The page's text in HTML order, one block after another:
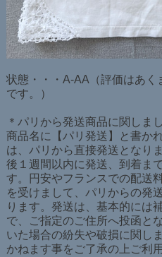
状態・・・A-AA（評価はあく
です。）
＊パリから発送商品に関しま
商品名に【パリ発送】と書か
は、パリから直接発送となり
後１週間以内に発送、到着ま
す。円安やフランスでの配送
を受けまして、パリからの発
ります。発送は、基本的には
で、ご指定のご住所へ投函と
いた場合の紛失や破損に関し
かねます事をご了承の上ご利